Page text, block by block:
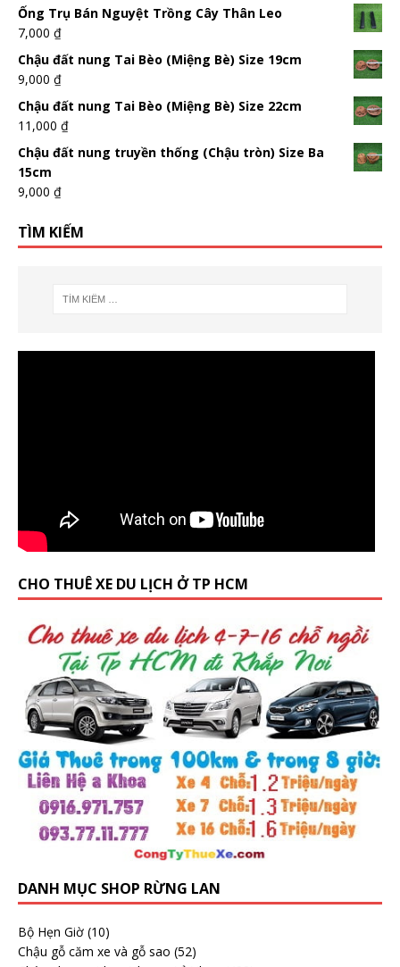
Ống Trụ Bán Nguyệt Trồng Cây Thân Leo
7,000 ₫
Chậu đất nung Tai Bèo (Miệng Bè) Size 19cm
9,000 ₫
Chậu đất nung Tai Bèo (Miệng Bè) Size 22cm
11,000 ₫
Chậu đất nung truyền thống (Chậu tròn) Size Ba
15cm
9,000 ₫
TÌM KIẾM
CHO THUÊ XE DU LỊCH Ở TP HCM
DANH MỤC SHOP RỪNG LAN
Bộ Hẹn Giờ (10)
Chậu gỗ căm xe và gỗ sao (52)